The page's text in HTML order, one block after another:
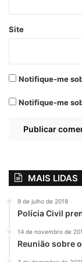
1- Ficha
firma
anexos);
2-
3- Termo
Educação,
ou
Site
Notifique-me
Notifique-me
MAIS LIDAS
9 de julho de 2018
Polícia Civil
14 de novembro de
Reunião sobre